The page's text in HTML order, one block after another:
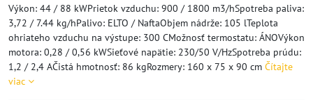
Výkon: 44 / 88 kWPrietok vzduchu: 900 / 1800 m3/hSpotreba paliva:
3,72 / 7.44 kg/hPalivo: ELTO / NaftaObjem nádrže: 105 lTeplota
ohriateho vzduchu na výstupe: 300 CMožnosť termostatu: ÁNOVýkon
motora: 0,28 / 0,56 kWSieťové napätie: 230/50 V/HzSpotreba prúdu:
1,2 / 2,4 AČistá hmotnosť: 86 kgRozmery: 160 x 75 x 90 cm Čítajte
viac